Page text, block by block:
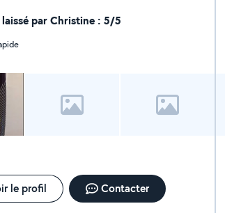
- cours d'informatique
par Christine : 5/5
le profil Contacter